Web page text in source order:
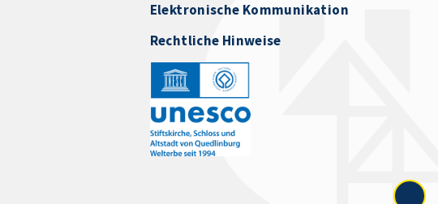
Elektronische Kommunikation
Rechtliche Hinweise